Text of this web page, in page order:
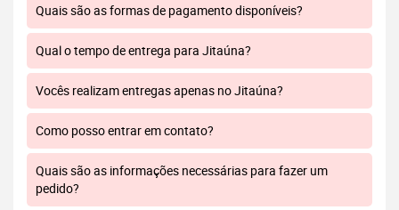
Quais são as formas de pagamento disponíveis?
Qual o tempo de entrega para Jitaúna?
Vocês realizam entregas apenas no Jitaúna?
Como posso entrar em contato?
Quais são as informações necessárias para fazer um
pedido?